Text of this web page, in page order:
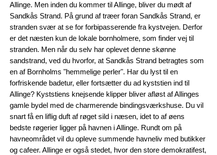
Allinge. Men inden du kommer til Allinge, bliver du mødt af
Sandkås Strand. På grund af træer foran Sandkås Strand, er
stranden svær at se for forbipasserende fra kystvejen. Derfor
er det næsten kun de lokale bornholmere, som finder vej til
stranden. Men når du selv har oplevet denne skønne
sandstrand, ved du hvorfor, at Sandkås Strand betragtes som
en af Bornholms "hemmelige perler". Har du lyst til en
forfriskende badetur, eller fortsætter du ad kyststien ind til
Allinge? Kyststiens knejsende klipper bliver afløst af Allinges
gamle bydel med de charmerende bindingsværkshuse. Du vil
snart få en liflig duft af røget sild i næsen, idet to af øens
bedste røgerier ligger på havnen i Allinge. Rundt om på
havneområdet vil du opleve summende havneliv med butikker
og cafeer. Allinge er også stedet, hvor den store demokratifest,